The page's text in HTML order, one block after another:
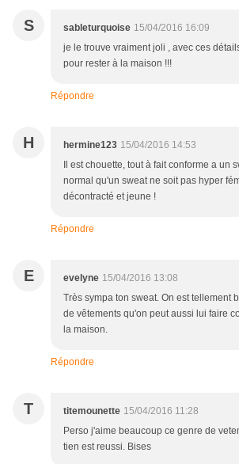
S sableturquoise 15/04/2016 16:09
je le trouve vraiment joli , avec ces
pour rester à la maison !!!
Répondre
H hermine123 15/04/2016 14:53
Il est chouette, tout à fait conforme a un
normal qu'un sweat ne soit pas hyper
décontracté et jeune !
Répondre
E evelyne 15/04/2016 13:08
Très sympa ton sweat. On est tellement
de vêtements qu'on peut aussi lui faire
la maison.
Répondre
T titemounette 15/04/2016 11:28
Perso j'aime beaucoup ce genre de
tien est reussi. Bises